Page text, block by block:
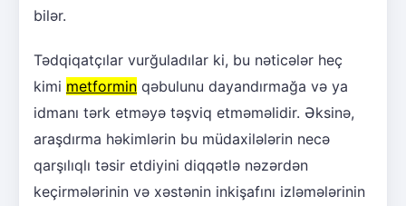
bilər.
Tədqiqatçılar vurğuladılar ki, bu nəticələr heç
kimi metformin qəbulunu dayandırmağa və ya
idmanı tərk etməyə təşviq etməməlidir. Əksinə,
araşdırma həkimlərin bu müdaxilələrin necə
qarşılıqlı təsir etdiyini diqqətlə nəzərdən
keçirmələrinin və xəstənin inkişafını izləmələrinin